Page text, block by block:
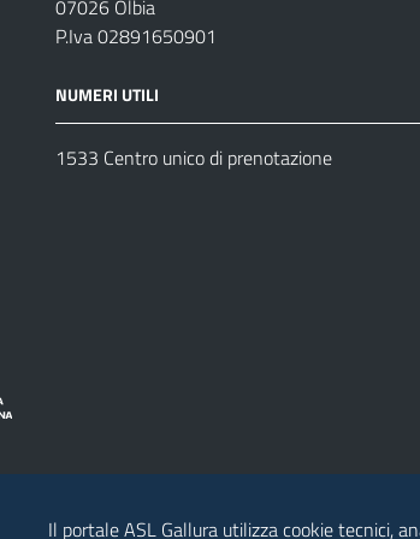
07026 Olbia
P.Iva 02891650901
NUMERI UTILI
1533 Centro unico di prenotazione
Il portale ASL Gallura utilizza cookie tecnici,